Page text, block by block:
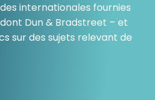
internationales fournies
Dun & Bradstreet – et
sur des sujets relevant de